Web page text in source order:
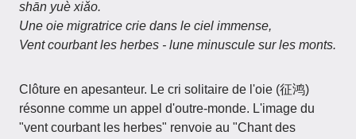
shān yuè xiǎo.
Une oie migratrice crie dans le ciel immense,
Vent courbant les herbes - lune minuscule sur les monts.
Clôture en apesanteur. Le cri solitaire de l'oie (征鸿)
résonne comme un appel d'outre-monde. L'image du
"vent courbant les herbes" renvoie au "Chant des